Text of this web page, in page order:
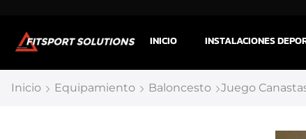
INICIO INSTALACIONES
Inicio Equipamiento Baloncesto Juego